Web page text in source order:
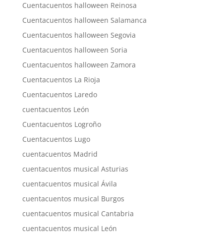
Cuentacuentos halloween Reinosa
Cuentacuentos halloween Salamanca
Cuentacuentos halloween Segovia
Cuentacuentos halloween Soria
Cuentacuentos halloween Zamora
Cuentacuentos La Rioja
Cuentacuentos Laredo
cuentacuentos León
Cuentacuentos Logroño
Cuentacuentos Lugo
cuentacuentos Madrid
cuentacuentos musical Asturias
cuentacuentos musical Ávila
cuentacuentos musical Burgos
cuentacuentos musical Cantabria
cuentacuentos musical León